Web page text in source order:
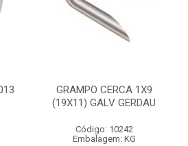
GRAMPO CERCA 1X9
(19X11) GALV GERDAU
Código: 10242
Embalagem: KG